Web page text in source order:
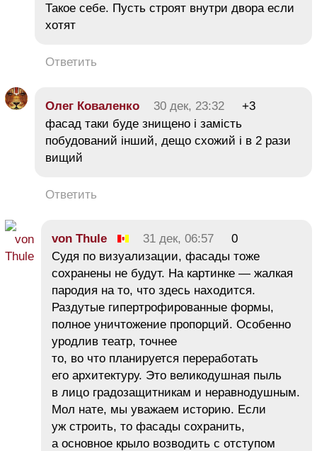
Такое себе. Пусть строят внутри двора если
хотят
Ответить
Олег Коваленко 30 дек, 23:32
+3
фасад таки буде знищено і замість
побудований інший, дещо схожий і в 2 рази
вищий
Ответить
von Thule 31 дек, 06:57
0
Судя по визуализации, фасады тоже
сохранены не будут. На картинке — жалкая
пародия на то, что здесь находится.
Раздутые гипертрофированные формы,
полное уничтожение пропорций. Особенно
уродлив театр, точнее
то, во что планируется переработать
его архитектуру. Это великодушная пыль
в лицо градозащитникам и неравнодушным.
Мол нате, мы уважаем историю. Если
уж строить, то фасады сохранить,
а основное крыло возводить с отступом